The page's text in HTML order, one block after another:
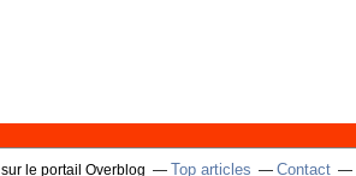
sur le portail Overblog Top articles Contact